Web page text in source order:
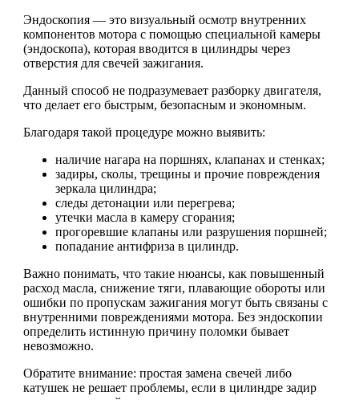
Эндоскопия — это визуальный осмотр внутренних
компонентов мотора с помощью специальной камеры
(эндоскопа), которая вводится в цилиндры через
отверстия для свечей зажигания.
Данный способ не подразумевает разборку двигателя,
что делает его быстрым, безопасным и экономным.
Благодаря такой процедуре можно выявить:
наличие нагара на поршнях, клапанах и стенках;
задиры, сколы, трещины и прочие повреждения
зеркала цилиндра;
следы детонации или перегрева;
утечки масла в камеру сгорания;
прогоревшие клапаны или разрушения поршней;
попадание антифриза в цилиндр.
Важно понимать, что такие нюансы, как повышенный
расход масла, снижение тяги, плавающие обороты или
ошибки по пропускам зажигания могут быть связаны с
внутренними повреждениями мотора. Без эндоскопии
определить истинную причину поломки бывает
невозможно.
Обратите внимание: простая замена свечей либо
катушек не решает проблемы, если в цилиндре задир